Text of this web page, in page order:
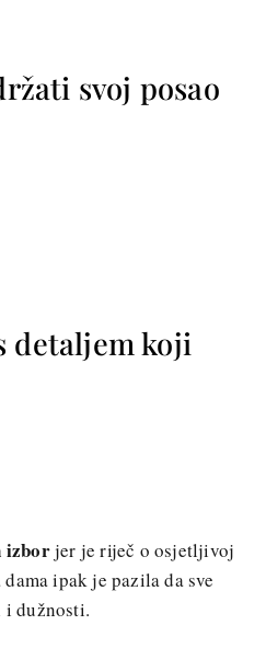
svoj posao
detaljem koji
izborjer je riječ o osjetljivoj
ipak je pazila da sve
i dužnosti.